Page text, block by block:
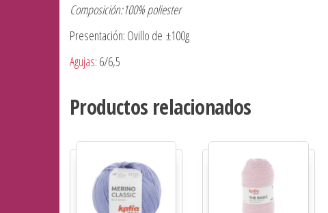
Composición:100% poliester
Presentación: Ovillo de ±100g
Agujas: 6/6,5
Productos relacionados